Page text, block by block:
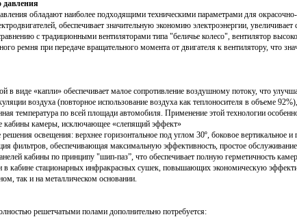
давления
обладают наиболее подходящими техническими параметрами для
обеспечивает значительную экономию электроэнергии,
с традиционными вентиляторами типа "беличье колесо", вентилятор
ремня при передаче вращательного момента от двигателя к вентилятору, что
в виде «капли» обеспечивает малое сопротивление воздушному потоку, что
воздуха (повторное использование воздуха как теплоносителя в объеме
температура по всей площади автомобиля. Применение этой технологии
кабины камеры, исключающее «слепящий эффект»
освещения: верхнее горизонтальное под углом 30º, боковое вертикальное и
фильтров, обеспечивающая максимальную эффективность, простое
кабины по принципу "шип-паз”, что обеспечивает полную герметичность
в кабине стационарных инфракрасных сушек, повышающих экономическую
так и на металлическом основании.
решетчатыми полами дополнительно потребуется: